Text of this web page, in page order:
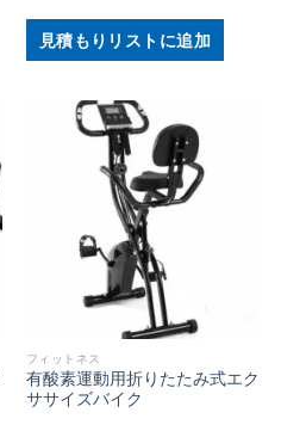
見積もりリストに追加
フィットネス
有酸素運動用折りたたみ式エク
ササイズバイク